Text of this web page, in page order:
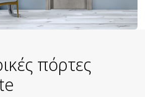
πόρτες